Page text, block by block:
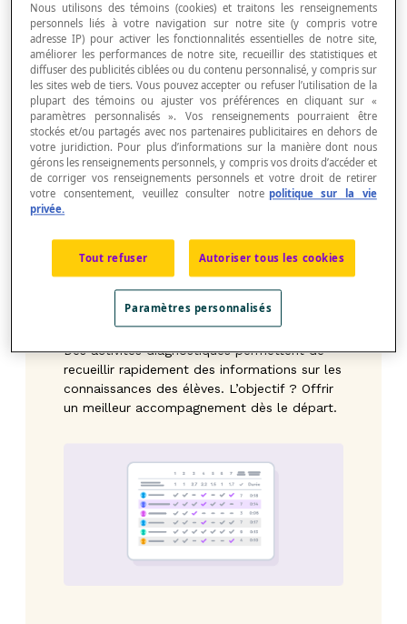
Grâce au nouveau code de couleurs,
l’information clé se repère facilement.
Explorez des exemples d'activités :
ACTIVITÉS DIAGNOSTIQUES
Des activités diagnostiques permettent de
recueillir rapidement des informations sur les
connaissances des élèves. L’objectif ? Offrir
un meilleur accompagnement dès le départ.
Nous utilisons des témoins (cookies) et traitons les renseignements
personnels liés à votre navigation sur notre site (y compris votre
adresse IP) pour activer les fonctionnalités essentielles de notre site,
améliorer les performances de notre site, recueillir des statistiques et
diffuser des publicités ciblées ou du contenu personnalisé, y compris sur
les sites web de tiers. Vous pouvez accepter ou refuser l’utilisation de la
plupart des témoins ou ajuster vos préférences en cliquant sur «
paramètres personnalisés ». Vos renseignements pourraient être
stockés et/ou partagés avec nos partenaires publicitaires en dehors de
votre juridiction. Pour plus d’informations sur la manière dont nous
gérons les renseignements personnels, y compris vos droits d’accéder et
de corriger vos renseignements personnels et votre droit de retirer
votre consentement, veuillez consulter notre politique sur la vie
privée.
Tout refuser Autoriser tous les cookies
Paramètres personnalisés